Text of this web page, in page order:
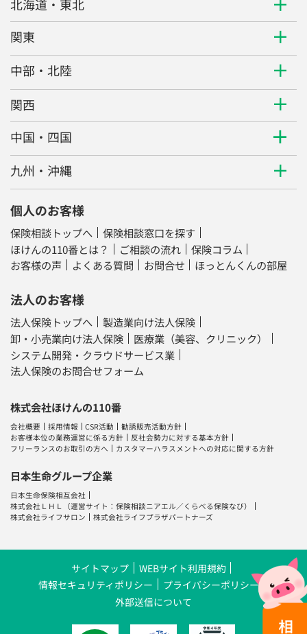
北海道・東北
関東
中部・北陸
関西
中国・四国
九州・沖縄
個人のお客様
保険相談トップへ
保険相談窓口を探す
ほけんの110番とは？
ご相談の流れ
保険コラム
お客様の声
よくある質問 お問合せ ほっとんくんの部屋
法人のお客様
法人保険トップへ
製造業向け法人保険
卸・小売業向け法人保険
医療業（美容、クリニック）
システム開発・クラウドサービス業
法人保険のお問合せフォーム
株式会社ほけんの110番
会社概要 採用情報 CSR活動
勧誘販売活動方針
お客様本位の業務運営に係る方針
反社会勢力に対する基本方針
フリーランスのお取引の方へ
カスタマーハラスメントへの対応に関する方針
日本生命グループ企業
日本生命保険相互会社
株式会社ＬＨＬ （運営サイト：保険相談ニアエル／ くらべる保険なび）
株式会社ライフサロン
株式会社ライフプラザパートナーズ
サイトマップ
WEBサイト利用規約
情報セキュリティポリシー
プライバシーポリシー
外部送信について